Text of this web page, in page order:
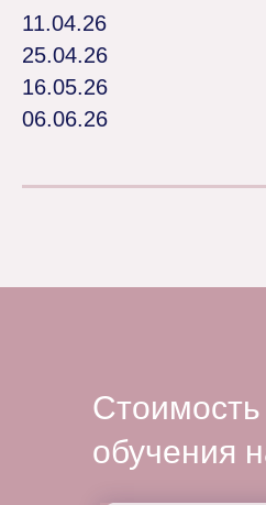
11.04.26
25.04.26
16.05.26
06.06.26
Стоимость
обучения